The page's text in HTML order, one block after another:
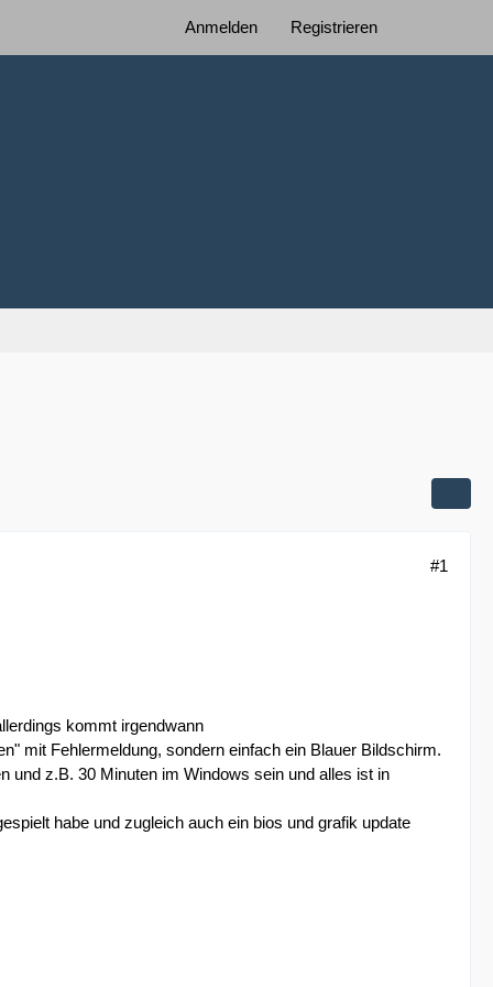
Anmelden Registrieren
#1
kommt irgendwann
mit Fehlermeldung, sondern einfach ein Blauer Bildschirm.
z.B. 30 Minuten im Windows sein und alles ist in
habe und zugleich auch ein bios und grafik update